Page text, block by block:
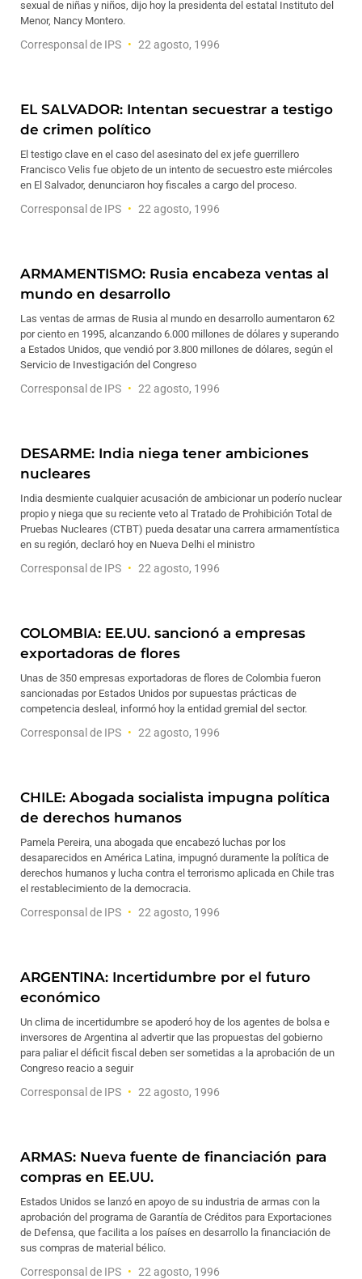
sexual de niñas y niños, dijo hoy la presidenta del estatal Instituto del
Menor, Nancy Montero.
Corresponsal de IPS 22 agosto, 1996
EL SALVADOR: Intentan secuestrar a testigo
de crimen político
El testigo clave en el caso del asesinato del ex jefe guerrillero
Francisco Velis fue objeto de un intento de secuestro este miércoles
en El Salvador, denunciaron hoy fiscales a cargo del proceso.
Corresponsal de IPS 22 agosto, 1996
ARMAMENTISMO: Rusia encabeza ventas al
mundo en desarrollo
Las ventas de armas de Rusia al mundo en desarrollo aumentaron 62
por ciento en 1995, alcanzando 6.000 millones de dólares y superando
a Estados Unidos, que vendió por 3.800 millones de dólares, según el
Servicio de Investigación del Congreso
Corresponsal de IPS 22 agosto, 1996
DESARME: India niega tener ambiciones
nucleares
India desmiente cualquier acusación de ambicionar un poderío nuclear
propio y niega que su reciente veto al Tratado de Prohibición Total de
Pruebas Nucleares (CTBT) pueda desatar una carrera armamentística
en su región, declaró hoy en Nueva Delhi el ministro
Corresponsal de IPS 22 agosto, 1996
COLOMBIA: EE.UU. sancionó a empresas
exportadoras de flores
Unas de 350 empresas exportadoras de flores de Colombia fueron
sancionadas por Estados Unidos por supuestas prácticas de
competencia desleal, informó hoy la entidad gremial del sector.
Corresponsal de IPS 22 agosto, 1996
CHILE: Abogada socialista impugna política
de derechos humanos
Pamela Pereira, una abogada que encabezó luchas por los
desaparecidos en América Latina, impugnó duramente la política de
derechos humanos y lucha contra el terrorismo aplicada en Chile tras
el restablecimiento de la democracia.
Corresponsal de IPS 22 agosto, 1996
ARGENTINA: Incertidumbre por el futuro
económico
Un clima de incertidumbre se apoderó hoy de los agentes de bolsa e
inversores de Argentina al advertir que las propuestas del gobierno
para paliar el déficit fiscal deben ser sometidas a la aprobación de un
Congreso reacio a seguir
Corresponsal de IPS 22 agosto, 1996
ARMAS: Nueva fuente de financiación para
compras en EE.UU.
Estados Unidos se lanzó en apoyo de su industria de armas con la
aprobación del programa de Garantía de Créditos para Exportaciones
de Defensa, que facilita a los países en desarrollo la financiación de
sus compras de material bélico.
Corresponsal de IPS 22 agosto, 1996